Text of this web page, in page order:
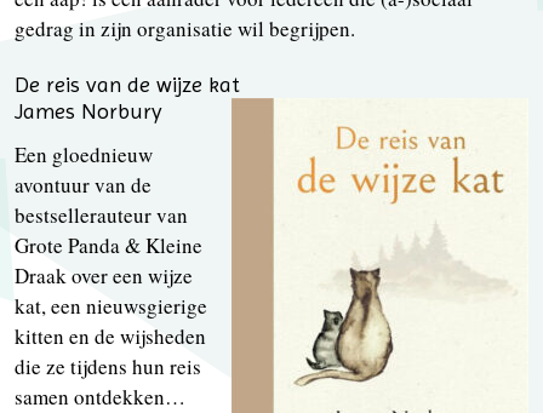
gedrag in zijn organisatie wil begrijpen.
De reis van de wijze kat
James Norbury
Een gloednieuw
avontuur van de
bestsellerauteur van
Grote Panda & Kleine
Draak over een wijze
kat, een nieuwsgierige
kitten en de wijsheden
die ze tijdens hun reis
samen ontdekken…